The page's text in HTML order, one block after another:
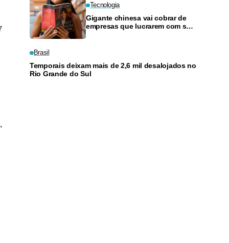
Tecnologia
Gigante chinesa vai cobrar de
empresas que lucrarem com sua
Brasil
Temporais deixam mais de 2,6 mil desalojados no
Rio Grande do Sul